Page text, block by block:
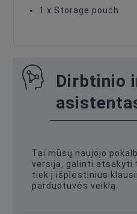
1 x Storage pouch
Dirbtinio
Tai mūsų naujojo
versija, galinti atsakyti
tiek į išplėstinius
parduotuvės veiklą.